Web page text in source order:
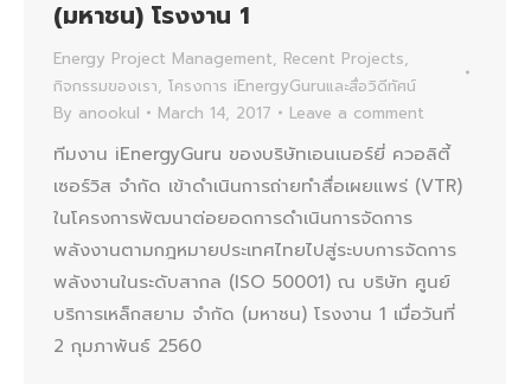
(มหาชน) โรงงาน 1
Energy Project Management, Recent Projects,
กิจกรรมของเรา, โครงการ iEnergyGuruและสื่อวิดีทัศน์
By anookul March 14, 2017 Leave a comment
ทีมงาน iEnergyGuru ของบริษัทเอนเนอร์ยี่ ควอลิตี้
เซอร์วิส จำกัด เข้าดำเนินการถ่ายทำสื่อเผยแพร่ (VTR)
ในโครงการพัฒนาต่อยอดการดำเนินการจัดการ
พลังงานตามกฎหมายประเทศไทยไปสู่ระบบการจัดการ
พลังงานในระดับสากล (ISO 50001) ณ บริษัท ศูนย์
บริการเหล็กสยาม จำกัด (มหาชน) โรงงาน 1 เมื่อวันที่
2 กุมภาพันธ์ 2560